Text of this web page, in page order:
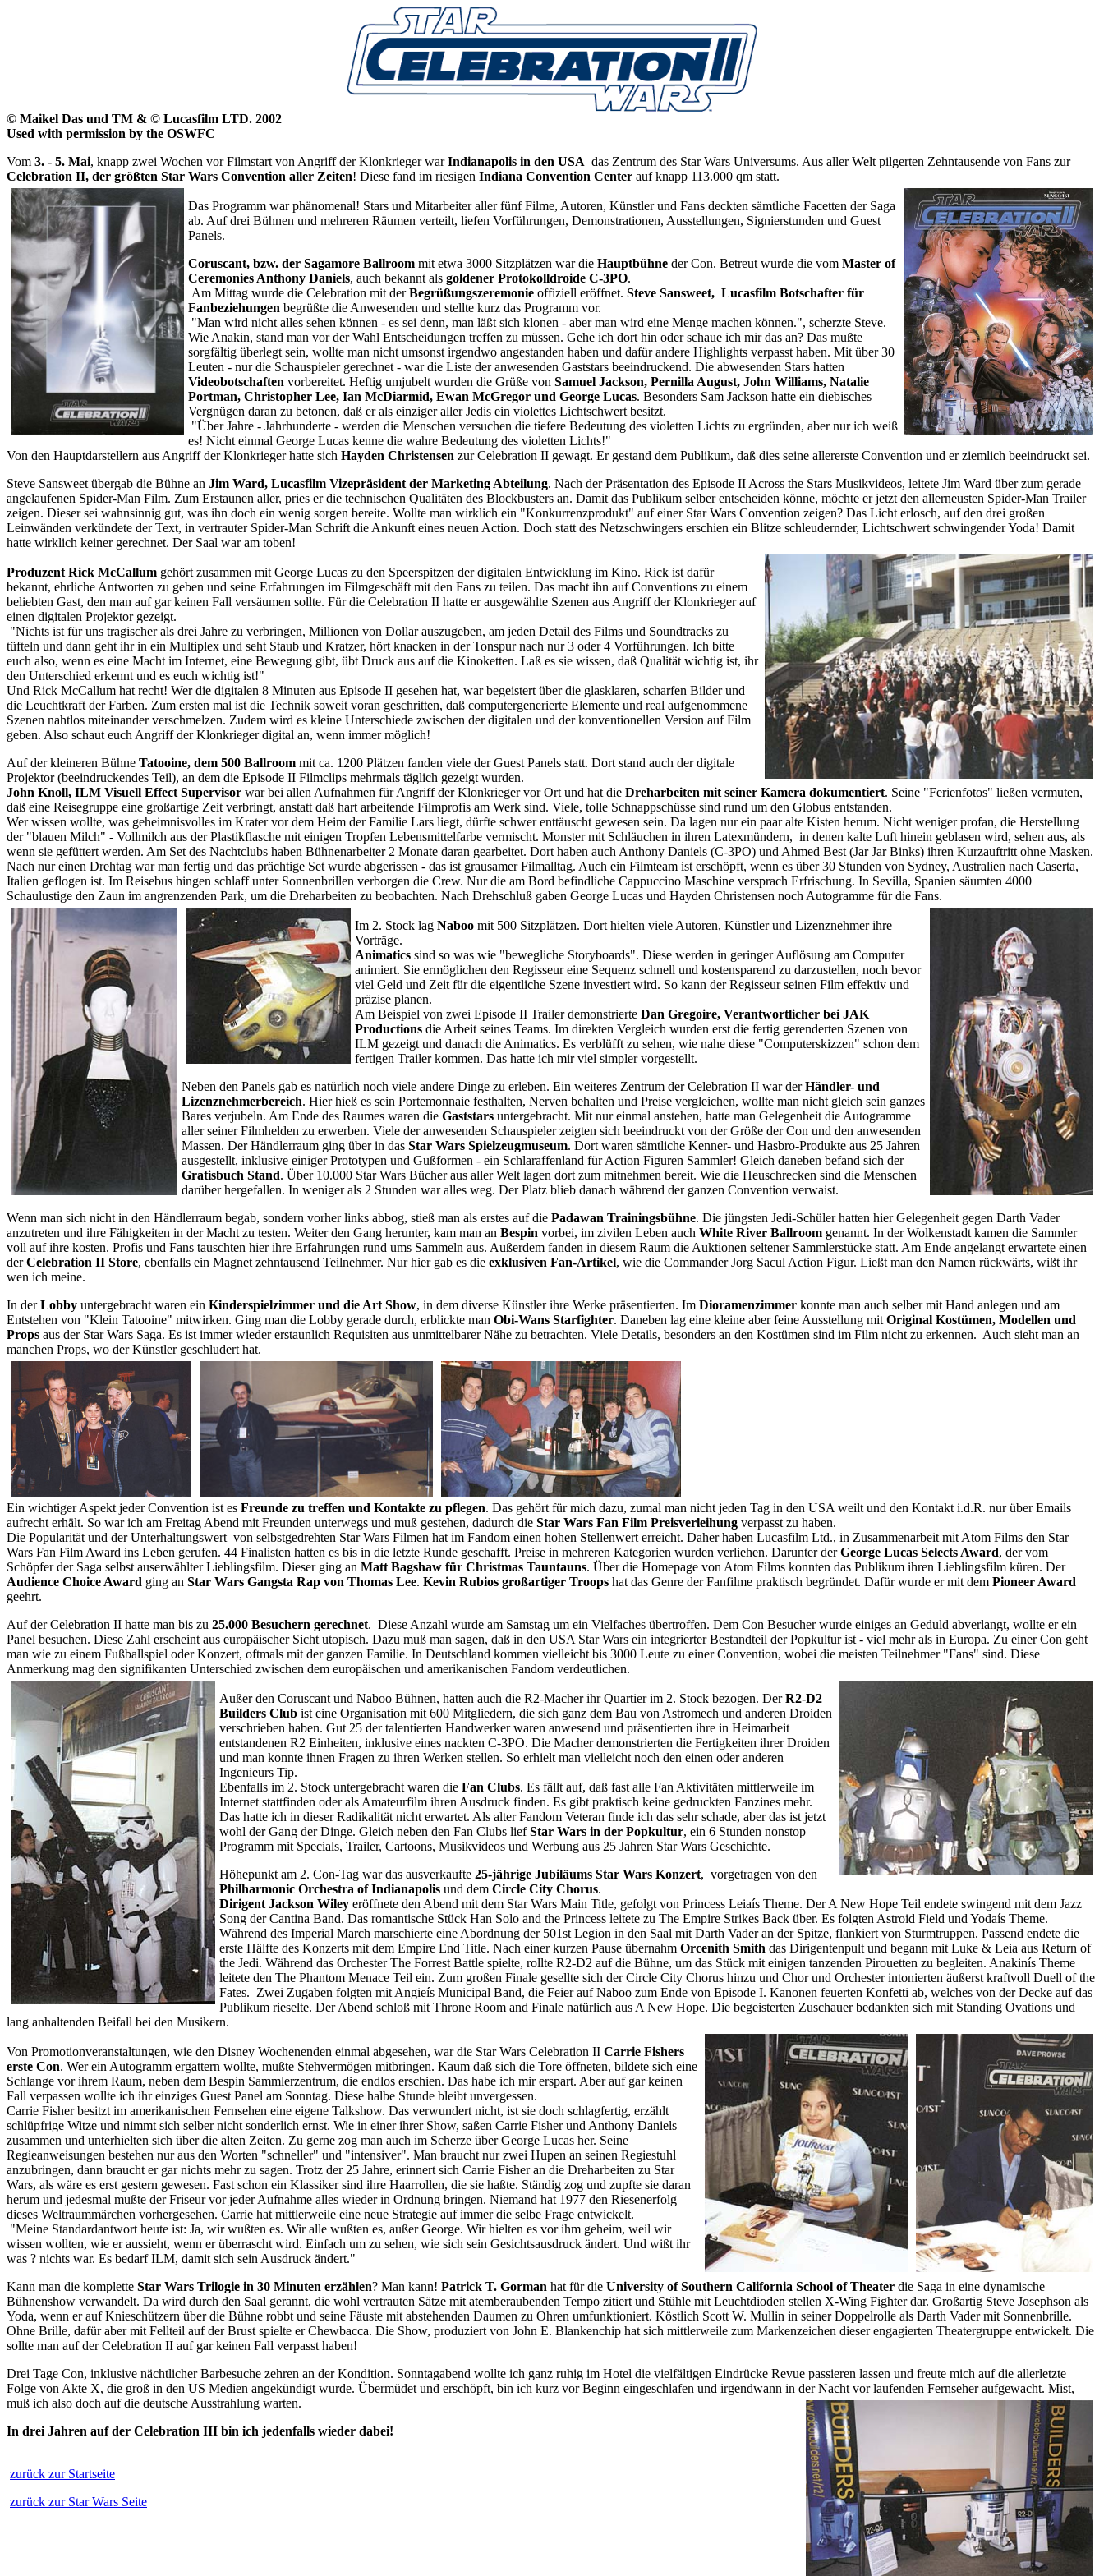
© Maikel Das und TM & © Lucasfilm LTD. 2002
Used with permission by the OSWFC
Vom 3. - 5. Mai, knapp zwei Wochen vor Filmstart von Angriff der Klonkrieger warIndianapolis in den USA das Zentrum des Star Wars Universums. Aus aller Welt pilgerten Zehntausende von Fans zur
Celebration II, der größten Star Wars Convention aller Zeiten! Diese fand im riesigen Indiana Convention Center auf knapp 113.000 qm statt.
Das Programm war phänomenal! Stars und Mitarbeiter aller fünf Filme, Autoren, Künstler und Fans deckten sämtliche Facetten der Saga
ab. Auf drei Bühnen und mehreren Räumen verteilt, liefen Vorführungen, Demonstrationen, Ausstellungen, Signierstunden und Guest
Panels.
Coruscant, bzw. der Sagamore Ballroom mit etwa 3000 Sitzplätzen war die Hauptbühne der Con. Betreut wurde die vom Master of
Ceremonies Anthony Daniels, auch bekannt als goldener Protokolldroide C-3PO.
Am Mittag wurde die Celebration mit derBegrüßungszeremonie offiziell eröffnet. Steve Sansweet, Lucasfilm Botschafter für
Fanbeziehungen begrüßte die Anwesenden und stellte kurz das Programm vor.
"Man wird nicht alles sehen können - es sei denn, man läßt sich klonen - aber man wird eine Menge machen können.", scherzte Steve.
Wie Anakin, stand man vor der Wahl Entscheidungen treffen zu müssen. Gehe ich dort hin oder schaue ich mir das an? Das mußte
sorgfältig überlegt sein, wollte man nicht umsonst irgendwo angestanden haben und dafür andere Highlights verpasst haben. Mit über 30
Leuten - nur die Schauspieler gerechnet - war die Liste der anwesenden Gaststars beeindruckend. Die abwesenden Stars hatten
Videobotschaften vorbereitet. Heftig umjubelt wurden die Grüße von Samuel Jackson, Pernilla August, John Williams, Natalie
Portman, Christopher Lee, Ian McDiarmid, Ewan McGregor und George Lucas. Besonders Sam Jackson hatte ein diebisches
Vergnügen daran zu betonen, daß er als einziger aller Jedis ein violettes Lichtschwert besitzt.
"Über Jahre - Jahrhunderte - werden die Menschen versuchen die tiefere Bedeutung des violetten Lichts zu ergründen, aber nur ich weiß
es! Nicht einmal George Lucas kenne die wahre Bedeutung des violetten Lichts!"
Von den Hauptdarstellern aus Angriff der Klonkrieger hatte sich Hayden Christensen zur Celebration II gewagt. Er gestand dem Publikum, daß dies seine allererste Convention und er ziemlich beeindruckt sei.
Steve Sansweet übergab die Bühne an Jim Ward, Lucasfilm Vizepräsident der Marketing Abteilung. Nach der Präsentation des Episode II Across the Stars Musikvideos, leitete Jim Ward über zum gerade
angelaufenen Spider-Man Film. Zum Erstaunen aller, pries er die technischen Qualitäten des Blockbusters an. Damit das Publikum selber entscheiden könne, möchte er jetzt den allerneusten Spider-Man Trailer
zeigen. Dieser sei wahnsinnig gut, was ihn doch ein wenig sorgen bereite. Wollte man wirklich ein "Konkurrenzprodukt" auf einer Star Wars Convention zeigen? Das Licht erlosch, auf den drei großen
Leinwänden verkündete der Text, in vertrauter Spider-Man Schrift die Ankunft eines neuen Action. Doch statt des Netzschwingers erschien ein Blitze schleudernder, Lichtschwert schwingender Yoda! Damit
hatte wirklich keiner gerechnet. Der Saal war am toben!
Produzent Rick McCallum gehört zusammen mit George Lucas zu den Speerspitzen der digitalen Entwicklung im Kino. Rick ist dafür
bekannt, ehrliche Antworten zu geben und seine Erfahrungen im Filmgeschäft mit den Fans zu teilen. Das macht ihn auf Conventions zu einem
beliebten Gast, den man auf gar keinen Fall versäumen sollte. Für die Celebration II hatte er ausgewählte Szenen aus Angriff der Klonkrieger auf
einen digitalen Projektor gezeigt.
"Nichts ist für uns tragischer als drei Jahre zu verbringen, Millionen von Dollar auszugeben, am jeden Detail des Films und Soundtracks zu
tüfteln und dann geht ihr in ein Multiplex und seht Staub und Kratzer, hört knacken in der Tonspur nach nur 3 oder 4 Vorführungen. Ich bitte
euch also, wenn es eine Macht im Internet, eine Bewegung gibt, übt Druck aus auf die Kinoketten. Laß es sie wissen, daß Qualität wichtig ist, ihr
den Unterschied erkennt und es euch wichtig ist!"
Und Rick McCallum hat recht! Wer die digitalen 8 Minuten aus Episode II gesehen hat, war begeistert über die glasklaren, scharfen Bilder und
die Leuchtkraft der Farben. Zum ersten mal ist die Technik soweit voran geschritten, daß computergenerierte Elemente und real aufgenommene
Szenen nahtlos miteinander verschmelzen. Zudem wird es kleine Unterschiede zwischen der digitalen und der konventionellen Version auf Film
geben. Also schaut euch Angriff der Klonkrieger digital an, wenn immer möglich!
Auf der kleineren Bühne Tatooine, dem 500 Ballroom mit ca. 1200 Plätzen fanden viele der Guest Panels statt. Dort stand auch der digitale
Projektor (beeindruckendes Teil), an dem die Episode II Filmclips mehrmals täglich gezeigt wurden.
John Knoll, ILM Visuell Effect Supervisor war bei allen Aufnahmen für Angriff der Klonkrieger vor Ort und hat die Dreharbeiten mit seiner Kamera dokumentiert. Seine "Ferienfotos" ließen vermuten,
daß eine Reisegruppe eine großartige Zeit verbringt, anstatt daß hart arbeitende Filmprofis am Werk sind. Viele, tolle Schnappschüsse sind rund um den Globus entstanden.
Wer wissen wollte, was geheimnisvolles im Krater vor dem Heim der Familie Lars liegt, dürfte schwer enttäuscht gewesen sein. Da lagen nur ein paar alte Kisten herum. Nicht weniger profan, die Herstellung
der "blauen Milch" - Vollmilch aus der Plastikflasche mit einigen Tropfen Lebensmittelfarbe vermischt. Monster mit Schläuchen in ihren Latexmündern, in denen kalte Luft hinein geblasen wird, sehen aus, als
wenn sie gefüttert werden. Am Set des Nachtclubs haben Bühnenarbeiter 2 Monate daran gearbeitet. Dort haben auch Anthony Daniels (C-3PO) und Ahmed Best (Jar Jar Binks) ihren Kurzauftritt ohne Masken.
Nach nur einen Drehtag war man fertig und das prächtige Set wurde abgerissen - das ist grausamer Filmalltag. Auch ein Filmteam ist erschöpft, wenn es über 30 Stunden von Sydney, Australien nach Caserta,
Italien geflogen ist. Im Reisebus hingen schlaff unter Sonnenbrillen verborgen die Crew. Nur die am Bord befindliche Cappuccino Maschine versprach Erfrischung. In Sevilla, Spanien säumten 4000
Schaulustige den Zaun im angrenzenden Park, um die Dreharbeiten zu beobachten. Nach Drehschluß gaben George Lucas und Hayden Christensen noch Autogramme für die Fans.
Im 2. Stock lag Naboo mit 500 Sitzplätzen. Dort hielten viele Autoren, Künstler und Lizenznehmer ihre
Vorträge.
Animatics sind so was wie "bewegliche Storyboards". Diese werden in geringer Auflösung am Computer
animiert. Sie ermöglichen den Regisseur eine Sequenz schnell und kostensparend zu darzustellen, noch bevor
viel Geld und Zeit für die eigentliche Szene investiert wird. So kann der Regisseur seinen Film effektiv und
präzise planen.
Am Beispiel von zwei Episode II Trailer demonstrierte Dan Gregoire, Verantwortlicher bei JAK
Productions die Arbeit seines Teams. Im direkten Vergleich wurden erst die fertig gerenderten Szenen von
ILM gezeigt und danach die Animatics. Es verblüfft zu sehen, wie nahe diese "Computerskizzen" schon dem
fertigen Trailer kommen. Das hatte ich mir viel simpler vorgestellt.
Neben den Panels gab es natürlich noch viele andere Dinge zu erleben. Ein weiteres Zentrum der Celebration II war derHändler- und
Lizenznehmerbereich. Hier hieß es sein Portemonnaie festhalten, Nerven behalten und Preise vergleichen, wollte man nicht gleich sein ganzes
Bares verjubeln. Am Ende des Raumes waren die Gaststars untergebracht. Mit nur einmal anstehen, hatte man Gelegenheit die Autogramme
aller seiner Filmhelden zu erwerben. Viele der anwesenden Schauspieler zeigten sich beeindruckt von der Größe der Con und den anwesenden
Massen. Der Händlerraum ging über in das Star Wars Spielzeugmuseum. Dort waren sämtliche Kenner- und Hasbro-Produkte aus 25 Jahren
ausgestellt, inklusive einiger Prototypen und Gußformen - ein Schlaraffenland für Action Figuren Sammler! Gleich daneben befand sich der
Gratisbuch Stand. Über 10.000 Star Wars Bücher aus aller Welt lagen dort zum mitnehmen bereit. Wie die Heuschrecken sind die Menschen
darüber hergefallen. In weniger als 2 Stunden war alles weg. Der Platz blieb danach während der ganzen Convention verwaist.
Wenn man sich nicht in den Händlerraum begab, sondern vorher links abbog, stieß man als erstes auf die Padawan Trainingsbühne. Die jüngsten Jedi-Schüler hatten hier Gelegenheit gegen Darth Vader
anzutreten und ihre Fähigkeiten in der Macht zu testen. Weiter den Gang herunter, kam man an Bespin vorbei, im zivilen Leben auch White River Ballroom genannt. In der Wolkenstadt kamen die Sammler
voll auf ihre kosten. Profis und Fans tauschten hier ihre Erfahrungen rund ums Sammeln aus. Außerdem fanden in diesem Raum die Auktionen seltener Sammlerstücke statt. Am Ende angelangt erwartete einen
derCelebration II Store, ebenfalls ein Magnet zehntausend Teilnehmer. Nur hier gab es die exklusiven Fan-Artikel, wie die Commander Jorg Sacul Action Figur. Ließt man den Namen rückwärts, wißt ihr
wen ich meine.
In derLobby untergebracht waren ein Kinderspielzimmer und die Art Show, in dem diverse Künstler ihre Werke präsentierten. Im Dioramenzimmer konnte man auch selber mit Hand anlegen und am
Entstehen von "Klein Tatooine" mitwirken. Ging man die Lobby gerade durch, erblickte man Obi-Wans Starfighter. Daneben lag eine kleine aber feine Ausstellung mit Original Kostümen, Modellen und
Props aus der Star Wars Saga. Es ist immer wieder erstaunlich Requisiten aus unmittelbarer Nähe zu betrachten. Viele Details, besonders an den Kostümen sind im Film nicht zu erkennen. Auch sieht man an
manchen Props, wo der Künstler geschludert hat.
Ein wichtiger Aspekt jeder Convention ist es Freunde zu treffen und Kontakte zu pflegen. Das gehört für mich dazu, zumal man nicht jeden Tag in den USA weilt und den Kontakt i.d.R. nur über Emails
aufrecht erhält. So war ich am Freitag Abend mit Freunden unterwegs und muß gestehen, dadurch die Star Wars Fan Film Preisverleihung verpasst zu haben.
Die Popularität und der Unterhaltungswert von selbstgedrehten Star Wars Filmen hat im Fandom einen hohen Stellenwert erreicht. Daher haben Lucasfilm Ltd., in Zusammenarbeit mit Atom Films den Star
Wars Fan Film Award ins Leben gerufen. 44 Finalisten hatten es bis in die letzte Runde geschafft. Preise in mehreren Kategorien wurden verliehen. Darunter derGeorge Lucas Selects Award, der vom
Schöpfer der Saga selbst auserwählter Lieblingsfilm. Dieser ging an Matt Bagshaw für Christmas Tauntauns. Über die Homepage von Atom Films konnten das Publikum ihren Lieblingsfilm küren. Der
Audience Choice Award ging an Star Wars Gangsta Rap von Thomas Lee. Kevin Rubios großartiger Troops hat das Genre der Fanfilme praktisch begründet. Dafür wurde er mit dem Pioneer Award
geehrt.
Auf der Celebration II hatte man bis zu 25.000 Besuchern gerechnet. Diese Anzahl wurde am Samstag um ein Vielfaches übertroffen. Dem Con Besucher wurde einiges an Geduld abverlangt, wollte er ein
Panel besuchen. Diese Zahl erscheint aus europäischer Sicht utopisch. Dazu muß man sagen, daß in den USA Star Wars ein integrierter Bestandteil der Popkultur ist - viel mehr als in Europa. Zu einer Con geht
man wie zu einem Fußballspiel oder Konzert, oftmals mit der ganzen Familie. In Deutschland kommen vielleicht bis 3000 Leute zu einer Convention, wobei die meisten Teilnehmer "Fans" sind. Diese
Anmerkung mag den signifikanten Unterschied zwischen dem europäischen und amerikanischen Fandom verdeutlichen.
Außer den Coruscant und Naboo Bühnen, hatten auch die R2-Macher ihr Quartier im 2. Stock bezogen. DerR2-D2
Builders Club ist eine Organisation mit 600 Mitgliedern, die sich ganz dem Bau von Astromech und anderen Droiden
verschrieben haben. Gut 25 der talentierten Handwerker waren anwesend und präsentierten ihre in Heimarbeit
entstandenen R2 Einheiten, inklusive eines nackten C-3PO. Die Macher demonstrierten die Fertigkeiten ihrer Droiden
und man konnte ihnen Fragen zu ihren Werken stellen. So erhielt man vielleicht noch den einen oder anderen
Ingenieurs Tip.
Ebenfalls im 2. Stock untergebracht waren die Fan Clubs. Es fällt auf, daß fast alle Fan Aktivitäten mittlerweile im
Internet stattfinden oder als Amateurfilm ihren Ausdruck finden. Es gibt praktisch keine gedruckten Fanzines mehr.
Das hatte ich in dieser Radikalität nicht erwartet. Als alter Fandom Veteran finde ich das sehr schade, aber das ist jetzt
wohl der Gang der Dinge. Gleich neben den Fan Clubs liefStar Wars in der Popkultur, ein 6 Stunden nonstop
Programm mit Specials, Trailer, Cartoons, Musikvideos und Werbung aus 25 Jahren Star Wars Geschichte.
Höhepunkt am 2. Con-Tag war das ausverkaufte 25-jährige Jubiläums Star Wars Konzert, vorgetragen von den
Philharmonic Orchestra of Indianapolis und dem Circle City Chorus.
Dirigent Jackson Wiley eröffnete den Abend mit dem Star Wars Main Title, gefolgt von Princess Leiaís Theme. Der A New Hope Teil endete swingend mit dem Jazz
Song der Cantina Band. Das romantische Stück Han Solo and the Princess leitete zu The Empire Strikes Back über. Es folgten Astroid Field und Yodaís Theme.
Während des Imperial March marschierte eine Abordnung der 501st Legion in den Saal mit Darth Vader an der Spitze, flankiert von Sturmtruppen. Passend endete die
erste Hälfte des Konzerts mit dem Empire End Title. Nach einer kurzen Pause übernahm Orcenith Smith das Dirigentenpult und begann mit Luke & Leia aus Return of
the Jedi. Während das Orchester The Forrest Battle spielte, rollte R2-D2 auf die Bühne, um das Stück mit einigen tanzenden Pirouetten zu begleiten. Anakinís Theme
leitete den The Phantom Menace Teil ein. Zum großen Finale gesellte sich der Circle City Chorus hinzu und Chor und Orchester intonierten äußerst kraftvoll Duell of the
Fates. Zwei Zugaben folgten mit Angieís Municipal Band, die Feier auf Naboo zum Ende von Episode I. Kanonen feuerten Konfetti ab, welches von der Decke auf das
Publikum rieselte. Der Abend schloß mit Throne Room and Finale natürlich aus A New Hope. Die begeisterten Zuschauer bedankten sich mit Standing Ovations und
lang anhaltenden Beifall bei den Musikern.
Von Promotionveranstaltungen, wie den Disney Wochenenden einmal abgesehen, war die Star Wars Celebration II Carrie Fishers
erste Con. Wer ein Autogramm ergattern wollte, mußte Stehvermögen mitbringen. Kaum daß sich die Tore öffneten, bildete sich eine
Schlange vor ihrem Raum, neben dem Bespin Sammlerzentrum, die endlos erschien. Das habe ich mir erspart. Aber auf gar keinen
Fall verpassen wollte ich ihr einziges Guest Panel am Sonntag. Diese halbe Stunde bleibt unvergessen.
Carrie Fisher besitzt im amerikanischen Fernsehen eine eigene Talkshow. Das verwundert nicht, ist sie doch schlagfertig, erzählt
schlüpfrige Witze und nimmt sich selber nicht sonderlich ernst. Wie in einer ihrer Show, saßen Carrie Fisher und Anthony Daniels
zusammen und unterhielten sich über die alten Zeiten. Zu gerne zog man auch im Scherze über George Lucas her. Seine
Regieanweisungen bestehen nur aus den Worten "schneller" und "intensiver". Man braucht nur zwei Hupen an seinen Regiestuhl
anzubringen, dann braucht er gar nichts mehr zu sagen. Trotz der 25 Jahre, erinnert sich Carrie Fisher an die Dreharbeiten zu Star
Wars, als wäre es erst gestern gewesen. Fast schon ein Klassiker sind ihre Haarrollen, die sie haßte. Ständig zog und zupfte sie daran
herum und jedesmal mußte der Friseur vor jeder Aufnahme alles wieder in Ordnung bringen. Niemand hat 1977 den Riesenerfolg
dieses Weltraummärchen vorhergesehen. Carrie hat mittlerweile eine neue Strategie auf immer die selbe Frage entwickelt.
"Meine Standardantwort heute ist: Ja, wir wußten es. Wir alle wußten es, außer George. Wir hielten es vor ihm geheim, weil wir
wissen wollten, wie er aussieht, wenn er überrascht wird. Einfach um zu sehen, wie sich sein Gesichtsausdruck ändert. Und wißt ihr
was ? nichts war. Es bedarf ILM, damit sich sein Ausdruck ändert."
Kann man die komplette Star Wars Trilogie in 30 Minuten erzählen? Man kann! Patrick T. Gorman hat für die University of Southern California School of Theater die Saga in eine dynamische
Bühnenshow verwandelt. Da wird durch den Saal gerannt, die wohl vertrauten Sätze mit atemberaubenden Tempo zitiert und Stühle mit Leuchtdioden stellen X-Wing Fighter dar. Großartig Steve Josephson als
Yoda, wenn er auf Knieschützern über die Bühne robbt und seine Fäuste mit abstehenden Daumen zu Ohren umfunktioniert. Köstlich Scott W. Mullin in seiner Doppelrolle als Darth Vader mit Sonnenbrille.
Ohne Brille, dafür aber mit Fellteil auf der Brust spielte er Chewbacca. Die Show, produziert von John E. Blankenchip hat sich mittlerweile zum Markenzeichen dieser engagierten Theatergruppe entwickelt. Die
sollte man auf der Celebration II auf gar keinen Fall verpasst haben!
Drei Tage Con, inklusive nächtlicher Barbesuche zehren an der Kondition. Sonntagabend wollte ich ganz ruhig im Hotel die vielfältigen Eindrücke Revue passieren lassen und freute mich auf die allerletzte
Folge von Akte X, die groß in den US Medien angekündigt wurde. Übermüdet und erschöpft, bin ich kurz vor Beginn eingeschlafen und irgendwann in der Nacht vor laufenden Fernseher aufgewacht. Mist,
muß ich also doch auf die deutsche Ausstrahlung warten.
In drei Jahren auf der Celebration III bin ich jedenfalls wieder dabei!
zurück zur Startseite
zurück zur Star Wars Seite